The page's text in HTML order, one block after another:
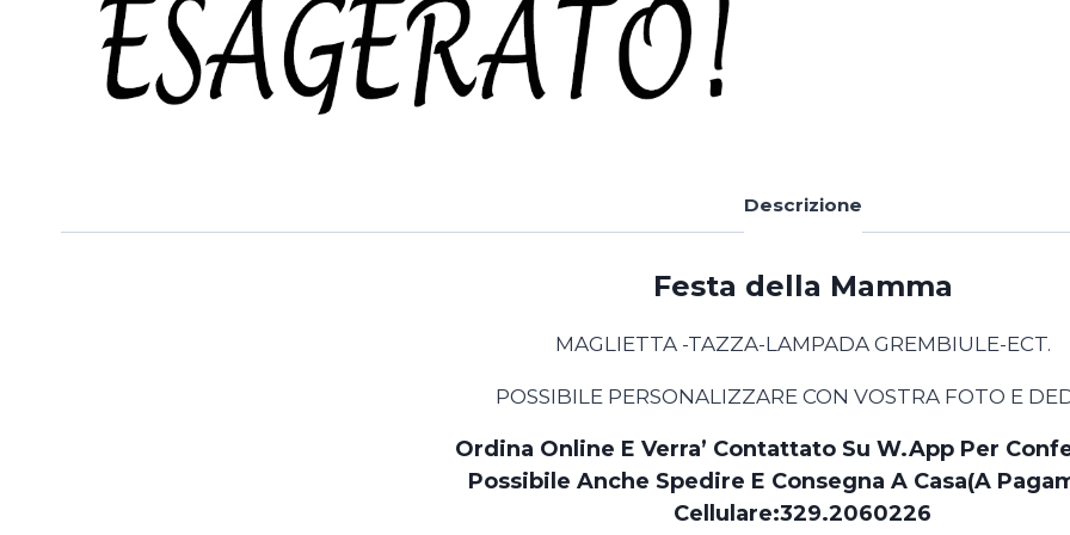
Descrizione
Festa della Mamma
MAGLIETTA -TAZZA-LAMPADA GREMBIULE-ECT.
POSSIBILE PERSONALIZZARE CON VOSTRA FOTO E
Ordina Online E Verra’ Contattato Su W.app Per
Possibile Anche Spedire E Consegna A Casa(a
Cellulare:329.2060226